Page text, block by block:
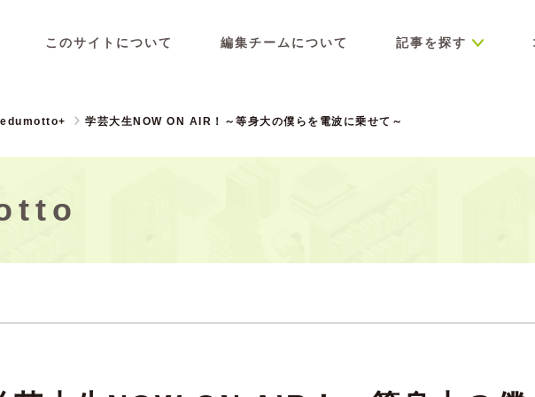
このサイトについて 編集チームについて 記事を探す
edumotto+ 学芸大生NOW ON AIR！～等身大の僕らを電波に乗せて～